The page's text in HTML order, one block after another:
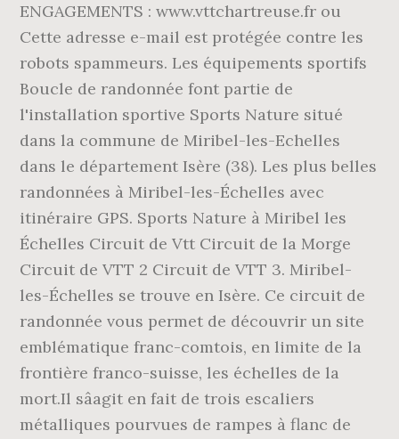
ENGAGEMENTS : www.vttchartreuse.fr ou
Cette adresse e-mail est protégée contre les
robots spammeurs. Les équipements sportifs
Boucle de randonnée font partie de
l'installation sportive Sports Nature situé
dans la commune de Miribel-les-Echelles
dans le département Isère (38). Les plus belles
randonnées à Miribel-les-Échelles avec
itinéraire GPS. Sports Nature à Miribel les
Échelles Circuit de Vtt Circuit de la Morge
Circuit de VTT 2 Circuit de VTT 3. Miribel-
les-Échelles se trouve en Isère. Ce circuit de
randonnée vous permet de découvrir un site
emblématique franc-comtois, en limite de la
frontière franco-suisse, les échelles de la
mort.Il sâagit en fait de trois escaliers
métalliques pourvues de rampes à flanc de